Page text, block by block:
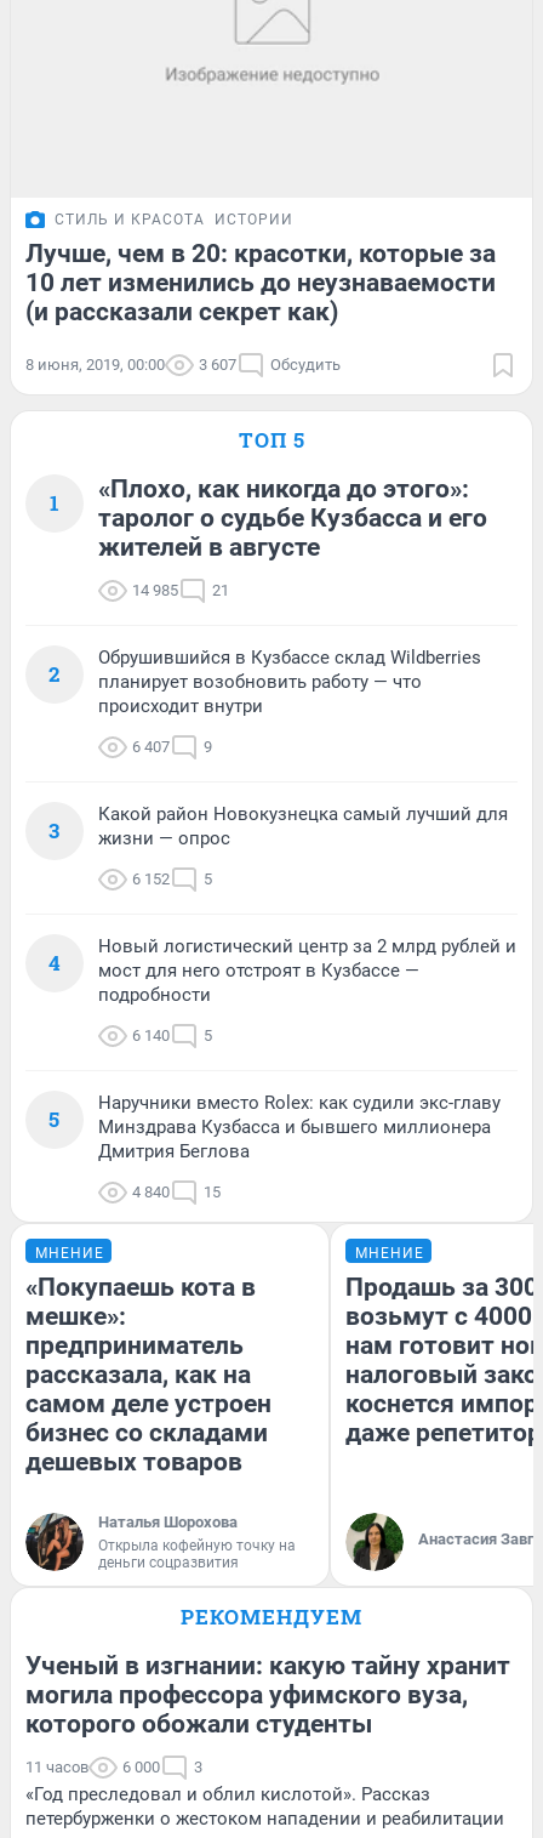
СТИЛЬ И КРАСОТА ИСТОРИИ
Лучше, чем в 20: красотки, которые за
10 лет изменились до неузнаваемости
(и рассказали секрет как)
8 июня, 2019, 00:00 3 607 Обсудить
ТОП 5
1
«Плохо, как никогда до этого»:
таролог о судьбе Кузбасса и его
жителей в августе
14 985 21
2
Обрушившийся в Кузбассе склад Wildberries
планирует возобновить работу — что
происходит внутри
6 407 9
3
Какой район Новокузнецка самый лучший для
жизни — опрос
6 152 5
4
Новый логистический центр за 2 млрд рублей и
мост для него отстроят в Кузбассе —
подробности
6 140 5
5
Наручники вместо Rolex: как судили экс-главу
Минздрава Кузбасса и бывшего миллионера
Дмитрия Беглова
4 840 15
МНЕНИЕ
«Покупаешь кота в
мешке»:
предприниматель
рассказала, как на
самом деле устроен
бизнес со складами
дешевых товаров
Наталья Шорохова
Открыла кофейную точку на
деньги соцразвития
МНЕНИЕ
Продашь за
возьмут с
нам готовит
налоговый
коснется
даже
Анастасия
РЕКОМЕНДУЕМ
Ученый в изгнании: какую тайну хранит
могила профессора уфимского вуза,
которого обожали студенты
11 часов 6 000 3
«Год преследовал и облил кислотой». Рассказ
петербурженки о жестоком нападении и реабилитации